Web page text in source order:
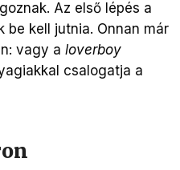
Az első lépés a
be kell jutnia. Onnan már
vagy a loverboy
csalogatja a